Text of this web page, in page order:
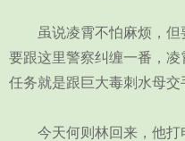
虽说凌霄不怕麻烦，但
要跟这里警察纠缠一番，
任务就是跟巨大毒刺水母交
今天何则林回来，他打